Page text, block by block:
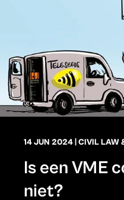
14 JUN 2024 CIVIL LAW
Is een VME
niet?